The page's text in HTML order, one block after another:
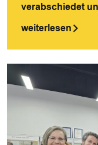
verabschiedet
weiterlesen